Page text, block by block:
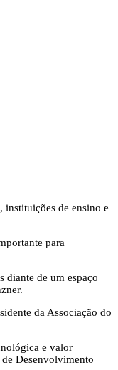
de ensino e
para
diante de um espaço
da Associação do
e valor
Desenvolvimento